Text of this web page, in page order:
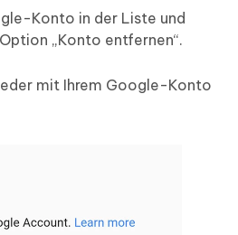
Konto in der Liste und
„Konto entfernen“.
mit Ihrem Google-Konto